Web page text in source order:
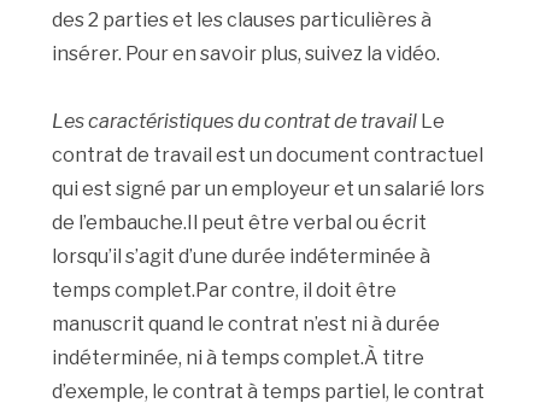
des 2 parties et les clauses particulières à
insérer. Pour en savoir plus, suivez la vidéo.
Les caractéristiques du contrat de travail Le
contrat de travail est un document contractuel
qui est signé par un employeur et un salarié lors
de l’embauche.Il peut être verbal ou écrit
lorsqu’il s’agit d’une durée indéterminée à
temps complet.Par contre, il doit être
manuscrit quand le contrat n’est ni à durée
indéterminée, ni à temps complet.À titre
d’exemple, le contrat à temps partiel, le contrat